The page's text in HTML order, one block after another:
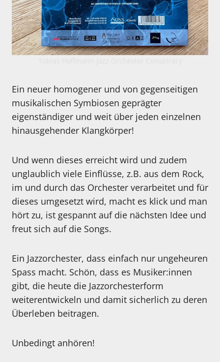
Ein neuer homogener und von gegenseitigen
musikalischen Symbiosen geprägter
eigenständiger und weit über jeden einzelnen
hinausgehender Klangkörper!
Und wenn dieses erreicht wird und zudem
unglaublich viele Einflüsse, z.B. aus dem Rock,
im und durch das Orchester verarbeitet und für
dieses umgesetzt wird, macht es klick und man
hört zu, ist gespannt auf die nächsten Idee und
freut sich auf die Songs.
Ein Jazzorchester, dass einfach nur ungeheuren
Spass macht. Schön, dass es Musiker:innen
gibt, die heute die Jazzorchesterform
weiterentwickeln und damit sicherlich zu deren
Überleben beitragen.
Unbedingt anhören!